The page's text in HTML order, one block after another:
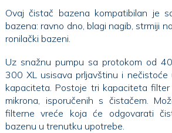
Ovaj čistač bazena kompatibilan je
bazena: ravno dno, blagi nagib, strmiji nagib, dubinske
ronilački bazeni.
Uz snažnu pumpu sa protokom od
300 XL usisava prljavštinu i nečistoće u
kapaciteta. Postoje tri kapaciteta
mikrona, isporučenih s čistačem. Možete odabrati finoću
filterne vreće koja će odgovarati
bazenu u trenutku upotrebe.